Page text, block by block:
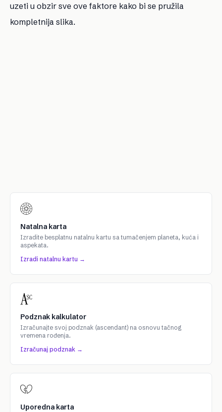
uzeti u obzir sve ove faktore kako bi se pružila
kompletnija slika.
Natalna karta
Izradite besplatnu natalnu kartu sa tumačenjem planeta, kuća i
aspekata.
Izradi natalnu kartu →
Podznak kalkulator
Izračunajte svoj podznak (ascendant) na osnovu tačnog
vremena rođenja.
Izračunaj podznak →
Uporedna karta